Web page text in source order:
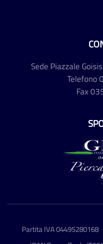
Sede Piazzale
Telefono
Fax
Partita IVA 04495280168